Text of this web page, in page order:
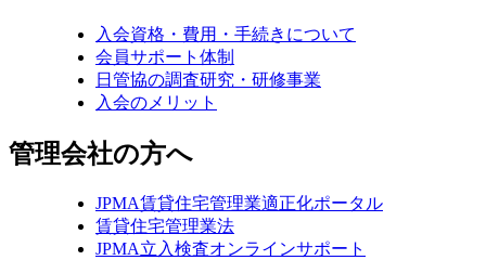
入会資格・費用・手続きについて
会員サポート体制
日管協の調査研究・研修事業
入会のメリット
管理会社の方へ
JPMA賃貸住宅管理業適正化ポータル
賃貸住宅管理業法
JPMA立入検査オンラインサポート